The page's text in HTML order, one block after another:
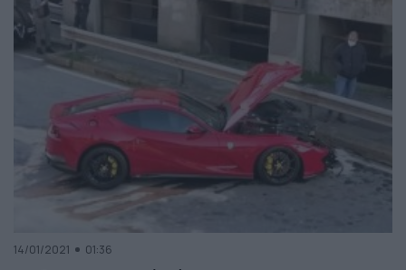
14/01/2021 01:36